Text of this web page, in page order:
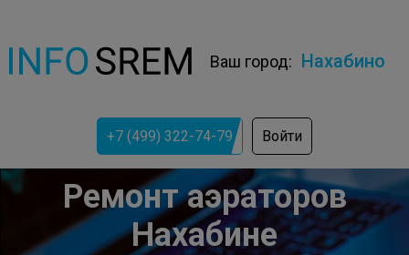
Ваш город: Нахабино
+7 (499) 322-74-79 Войти
Ремонт аэраторов
Нахабине